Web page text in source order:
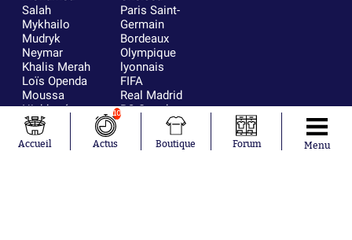
Salah
Mykhailo
Mudryk
Neymar
Khalis Merah
Loïs Openda
Moussa
Niakhaté
Nicolás
Tagliafico
Pavel Šulc
Paris Saint-
Germain
Bordeaux
Olympique
lyonnais
FIFA
Real Madrid
RC Strasbourg
AC Milan
RC Lens
Accueil
10
Actus Boutique Forum Menu